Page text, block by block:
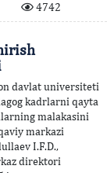
4742
davlat universiteti
kadrlarni qayta
malakasini
markazi
I.F.D.,
direktori